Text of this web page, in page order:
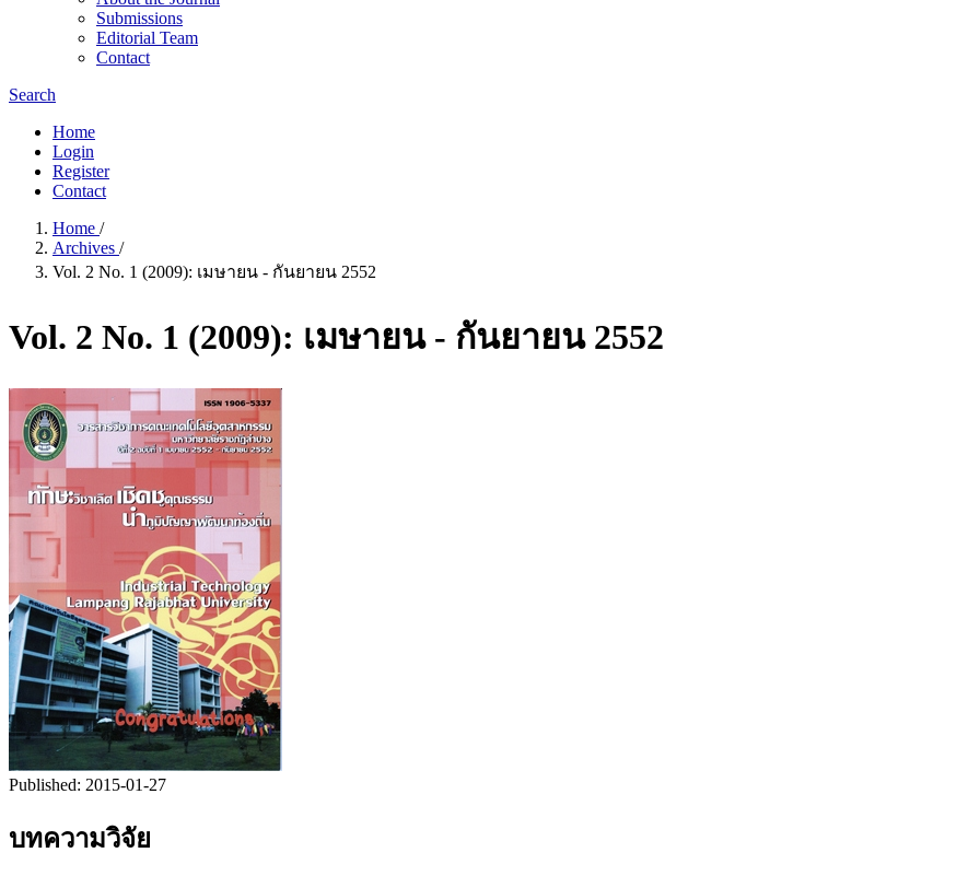
Submissions
Editorial Team
Contact
Search
Home
Login
Register
Contact
Home /
Archives /
Vol. 2 No. 1 (2009): เมษายน - กันยายน 2552
Vol. 2 No. 1 (2009): เมษายน - กันยายน 2552
Published: 2015-01-27
บทความวิจัย